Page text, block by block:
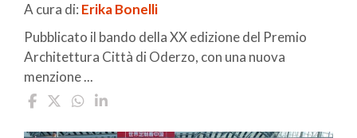
A cura di: Erika Bonelli
Pubblicato il bando della XX edizione del Premio
Architettura Città di Oderzo, con una nuova
menzione ...